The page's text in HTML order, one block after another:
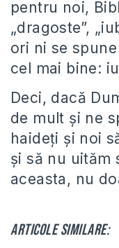
pentru noi,
„dragoste”,
ori ni se
cel mai bine:
Deci, dacă
de mult și ne
haideți și noi
și să nu uităm
aceasta, nu
Articole similare: